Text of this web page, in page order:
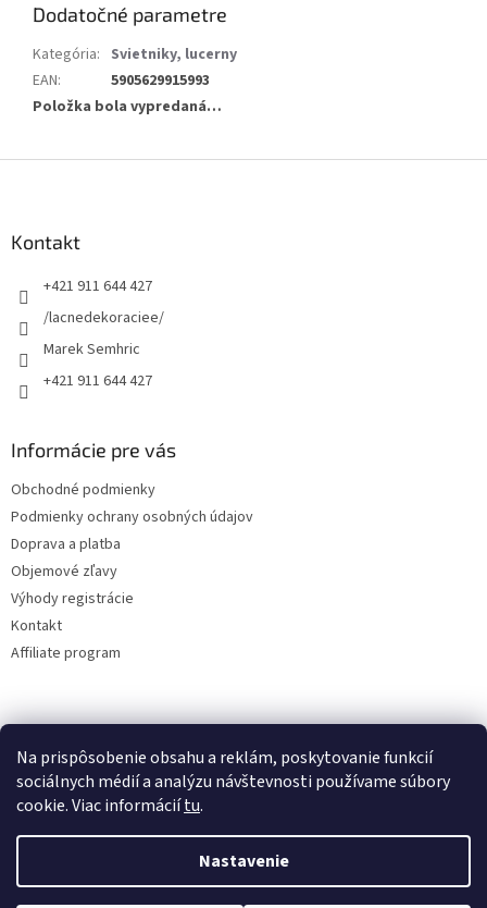
Na prispôsobenie obsahu a reklám, poskytovanie funkcií
sociálnych médií a analýzu návštevnosti používame súbory
cookie. Viac informáciítu.
Nastavenie
Dodatočné parametre
Kategória: Svietniky, lucerny
EAN:
5905629915993
Položka bola vypredaná…
Kontakt
+421 911 644 427
/lacnedekoraciee/
Marek Semhric
+421 911 644 427
Informácie pre vás
Obchodné podmienky
Podmienky ochrany osobných údajov
Doprava a platba
Objemové zľavy
Výhody registrácie
Kontakt
Affiliate program